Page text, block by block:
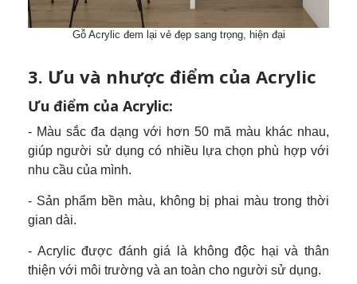
Gỗ Acrylic đem lại vẻ đẹp sang trọng, hiện đại
3. Ưu và nhược điểm của Acrylic
Ưu điểm của Acrylic:
- Màu sắc đa dạng với hơn 50 mã màu khác nhau,
giúp người sử dụng có nhiều lựa chọn phù hợp với
nhu cầu của mình.
- Sản phẩm bền màu, không bị phai màu trong thời
gian dài.
- Acrylic được đánh giá là không độc hại và thân
thiện với môi trường và an toàn cho người sử dụng.